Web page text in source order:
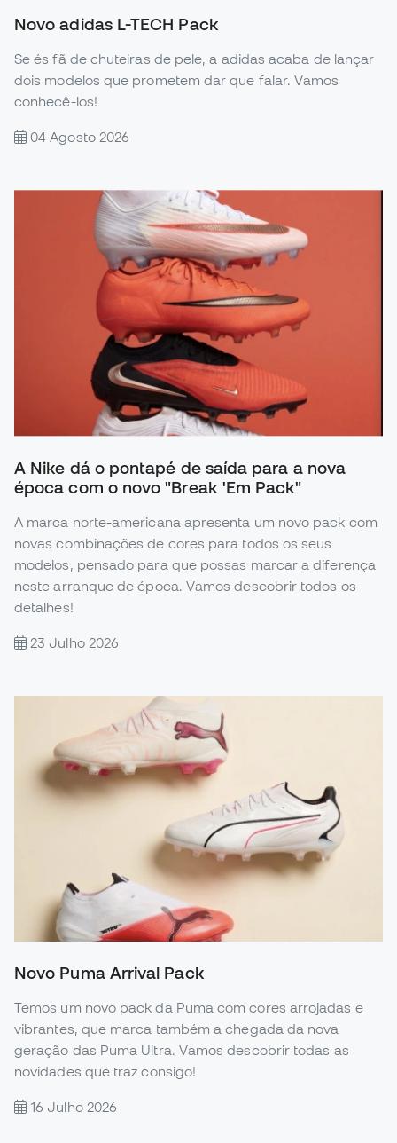
Novo adidas L-TECH Pack
Se és fã de chuteiras de pele, a adidas acaba de lançar
dois modelos que prometem dar que falar. Vamos
conhecê-los!
04 Agosto 2026
A Nike dá o pontapé de saída para a nova
época com o novo "Break 'Em Pack"
A marca norte-americana apresenta um novo pack com
novas combinações de cores para todos os seus
modelos, pensado para que possas marcar a diferença
neste arranque de época. Vamos descobrir todos os
detalhes!
23 Julho 2026
Novo Puma Arrival Pack
Temos um novo pack da Puma com cores arrojadas e
vibrantes, que marca também a chegada da nova
geração das Puma Ultra. Vamos descobrir todas as
novidades que traz consigo!
16 Julho 2026